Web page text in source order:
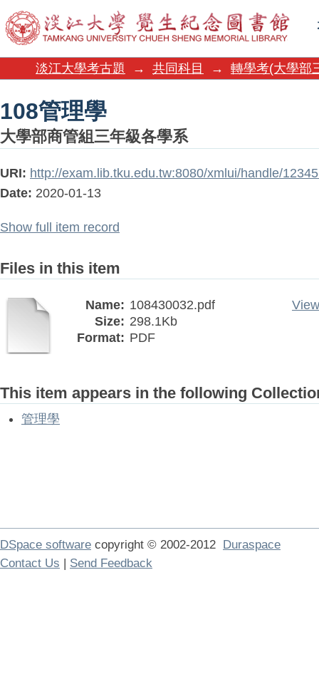
108管理學
淡江大學考古題 → 共同科目 → 轉學考(大學部
108管理學
大學部商管組三年級各學系
URI: http://exam.lib.tku.edu.tw:8080/xmlui/handle/
Date: 2020-01-13
Show full item record
Files in this item
Name: 108430032.pdf
Size: 298.1Kb
Format: PDF
This item appears in the following
管理學
DSpace software copyright © 2002-2012 Duraspace
Contact Us | Send Feedback